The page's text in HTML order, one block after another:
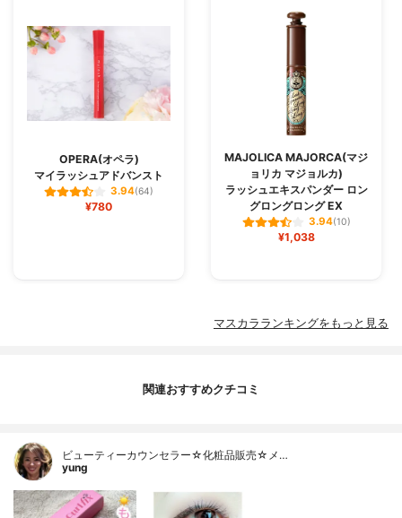
OPERA(オペラ)
マイラッシュアドバンスト
3.94(64)
¥780
MAJOLICA MAJORCA(マジ
ョリカ マジョルカ)
ラッシュエキスパンダー ロン
グロングロング EX
3.94(10)
¥1,038
マスカラランキングをもっと見る
関連おすすめクチコミ
ビューティーカウンセラー☆化粧品販売☆メ…
yung